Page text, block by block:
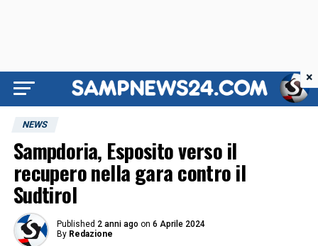
NEWS
Sampdoria, Esposito verso il
recupero nella gara contro il
Sudtirol
Published 2 anni ago on 6 Aprile 2024
By Redazione
×